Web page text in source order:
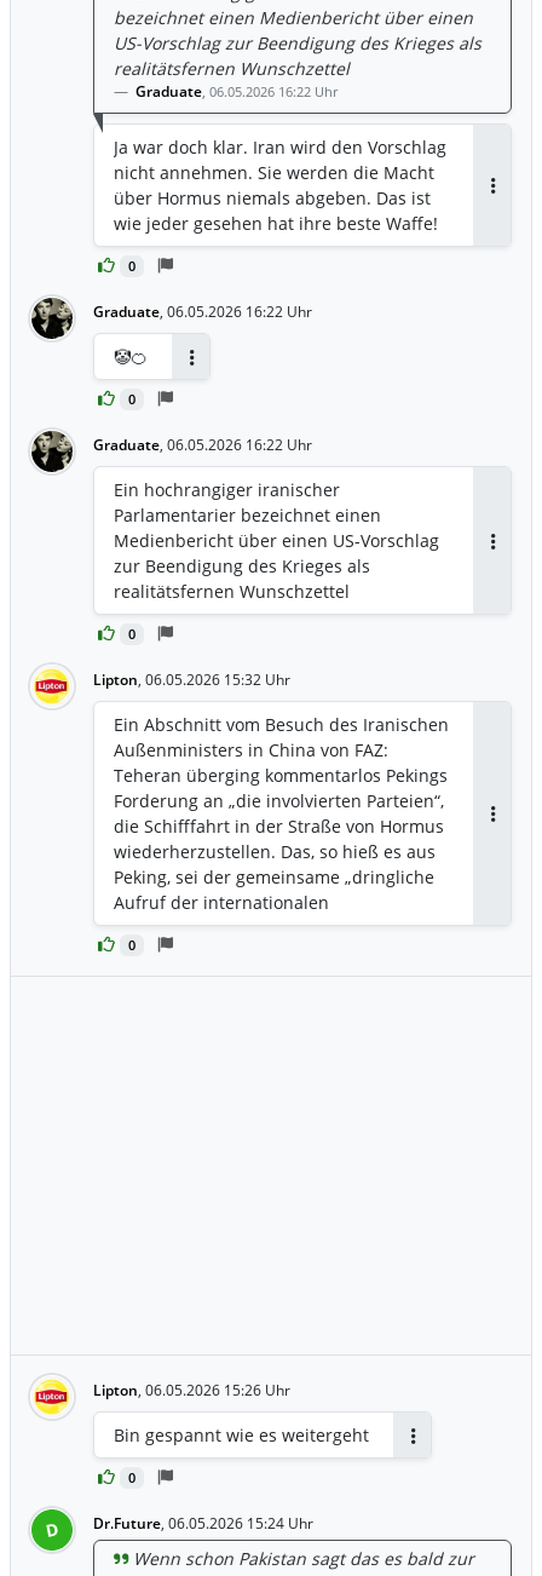
den Optimismus rund um mögliche
Friedensgespräche klar relativieren.
https://www.xtb.com/de/Marktanalysen/
Trading-News/oelpreis-steigt-wieder-
deutlich-iran-daempft-hoffnungen
0
bezeichnet einen Medienbericht über einen
US-Vorschlag zur Beendigung des Krieges als
realitätsfernen Wunschzettel
Graduate, 06.05.2026 16:22 Uhr
Ja war doch klar. Iran wird den Vorschlag
nicht annehmen. Sie werden die Macht
über Hormus niemals abgeben. Das ist
wie jeder gesehen hat ihre beste Waffe!
Graduate, 06.05.2026 16:22 Uhr
0
🤡🍊
Graduate, 06.05.2026 16:22 Uhr
0
Ein hochrangiger iranischer
Parlamentarier bezeichnet einen
Medienbericht über einen US-Vorschlag
zur Beendigung des Krieges als
realitätsfernen Wunschzettel
Lipton, 06.05.2026 15:32 Uhr
0
Ein Abschnitt vom Besuch des Iranischen
Außenministers in China von FAZ:
Teheran überging kommentarlos Pekings
Forderung an „die involvierten Parteien“,
die Schifffahrt in der Straße von Hormus
wiederherzustellen. Das, so hieß es aus
Peking, sei der gemeinsame „dringliche
Aufruf der internationalen
Gemeinschaft“. Auch Wang Yis
Bemerkung, dass China Irans
Zusicherung begrüße, keine Atomwaffen
Lipton, 06.05.2026 15:26 Uhr
0
Bin gespannt wie es weitergeht
D Dr.Future, 06.05.2026 15:24 Uhr
Wenn schon Pakistan sagt das es bald zur